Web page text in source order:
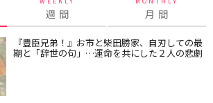
週 間 月 間
『豊臣兄弟！』お市と柴田勝家、自刃しての最
期と「辞世の句」…運命を共にした２人の悲劇